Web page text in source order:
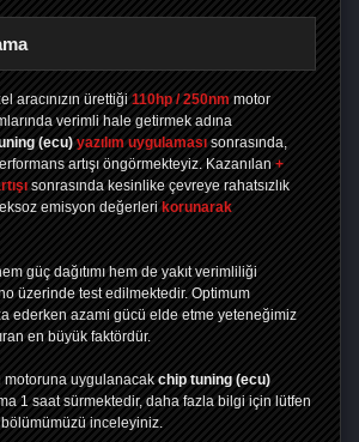
aracınızın ürettiği 110hp / 250nm motor
verimli hale getirmek adına
(ecu) yazılım uygulaması sonrasında,
artışı öngörmekteyiz. Kazanılan +
sonrasında kesinlike çevreye rahatsızlık
emisyon değerleri korunarak
güç dağıtımı hem de yakıt verimliliği
üzerinde test edilmektedir. Optimum
ederken azami gücü elde etme yeteneğimiz
en büyük faktördür.
motoruna uygulanacak chip tuning (ecu)
1 saat sürmektedir, daha fazla bilgi için lütfen
bölümümüzü inceleyiniz.